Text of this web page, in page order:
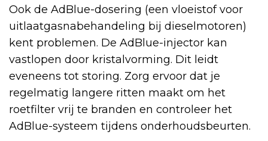
Ook de AdBlue-dosering (een vloeistof voor
uitlaatgasnabehandeling bij dieselmotoren)
kent problemen. De AdBlue-injector kan
vastlopen door kristalvorming. Dit leidt
eveneens tot storing. Zorg ervoor dat je
regelmatig langere ritten maakt om het
roetfilter vrij te branden en controleer het
AdBlue-systeem tijdens onderhoudsbeurten.